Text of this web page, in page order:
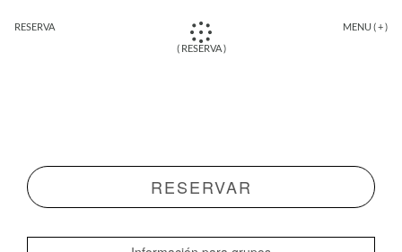
RESERVA
( RESERVA )
MENU ( + )